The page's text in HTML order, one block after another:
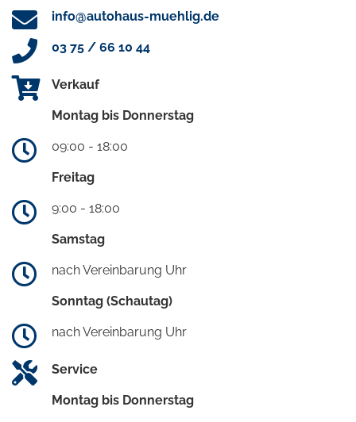
info@autohaus-muehlig.de
03 75 / 66 10 44
Verkauf
Montag bis Donnerstag
09:00 - 18:00
Freitag
9:00 - 18:00
Samstag
nach Vereinbarung Uhr
Sonntag (Schautag)
nach Vereinbarung Uhr
Service
Montag bis Donnerstag